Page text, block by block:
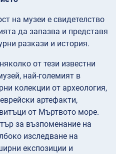
на музеи е свидетелство
да запазва и представя
разкази и история.
от тези известни
най-големият в
колекции от археология,
артефакти,
от Мъртвото море.
за възпоменание на
изследване на
експозиции и